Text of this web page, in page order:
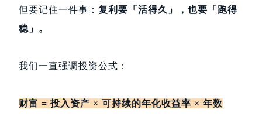
但要记住一件事： 复利要「活得久」，也要「跑得
稳」。
我们一直强调投资公式：
财富 = 投入资产 × 可持续的年化收益率 × 年数